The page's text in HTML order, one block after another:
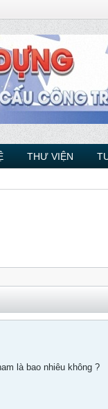
THƯ VIỆN
là bao nhiêu không ?